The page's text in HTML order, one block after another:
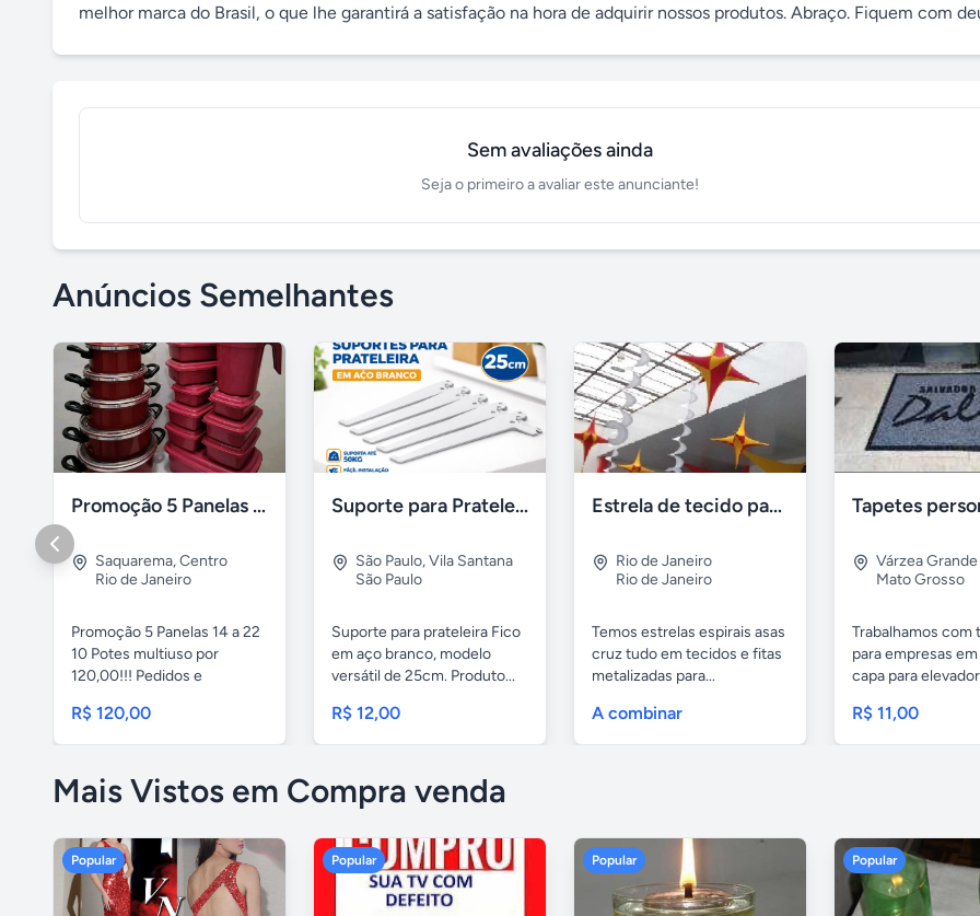
melhor marca do Brasil, o que lhe garantirá a satisfação na hora de adquirir nossos produtos. Abraço. Fiquem com
Sem avaliações ainda
Seja o primeiro a avaliar este anunciante!
Anúncios Semelhantes
Promoção 5 Panelas 10 Potes Multiuso
Saquarema,Centro
Rio de Janeiro
Promoção 5 Panelas 14 a 22
10 Potes multiuso por
120,00!!! Pedidos e
R$ 120,00
Suporte para Prateleira Fico 25cm Branco Aço – Novo
São Paulo,Vila Santana
São Paulo
Suporte para prateleira Fico
em aço branco, modelo
versátil de 25cm. Produto...
R$ 12,00
Estrela de tecido para decoração
Rio de Janeiro
Rio de Janeiro
Temos estrelas espirais asas
cruz tudo em tecidos e fitas
metalizadas para...
A combinar
Várzea Grande
Mato Grosso
Trabalhamos com
para empresas
capa para
R$ 11,00
Mais Vistos em Compra venda
Popular Popular Popular Popular